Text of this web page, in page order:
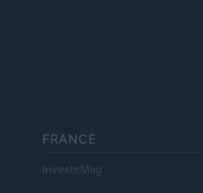
FRANCE
InvestirMag